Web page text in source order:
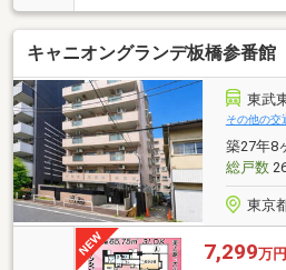
ルコニーで明るい住まいご
予約』から。資料請求はオ
リック。直接のお問い合わ
（スマートフォンの方は右
ック）■オンライン相談のご
付）ランチや仕事後の15分
ライフプランシュミレーシ
インでの対応が可能となっ
ル、お電話でのやり取りも可
キャニオングランデ板橋参番館
東武
その他の交
築27年8
総戸数
東京
7,299万円